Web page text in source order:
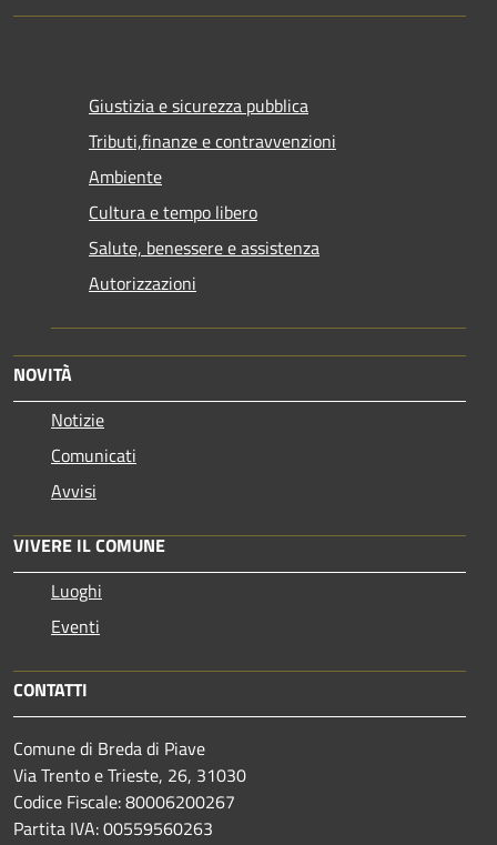
Giustizia e sicurezza pubblica
Tributi,finanze e contravvenzioni
Ambiente
Cultura e tempo libero
Salute, benessere e assistenza
Autorizzazioni
NOVITÀ
Notizie
Comunicati
Avvisi
VIVERE IL COMUNE
Luoghi
Eventi
CONTATTI
Comune di Breda di Piave
Via Trento e Trieste, 26, 31030
Codice Fiscale: 80006200267
Partita IVA: 00559560263